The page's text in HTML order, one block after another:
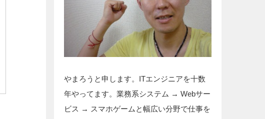
やまろうと申します。ITエンジニアを十数
年やってます。業務系システム → Webサー
ビス → スマホゲームと幅広い分野で仕事を